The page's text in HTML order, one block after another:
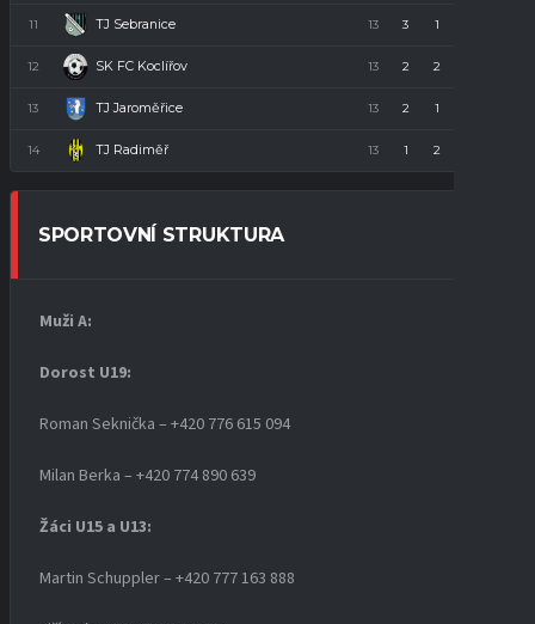
11 TJ Sebranice 13 3 1
12 SK FC Koclířov 13 2 2
13 TJ Jaroměřice 13 2 1
14 TJ Radiměř 13 1 2
SPORTOVNÍ STRUKTURA
Muži A:
Dorost U19:
Roman Seknička – +420 776 615 094
Milan Berka – +420 774 890 639
Žáci U15 a U13:
Martin Schuppler – +420 777 163 888